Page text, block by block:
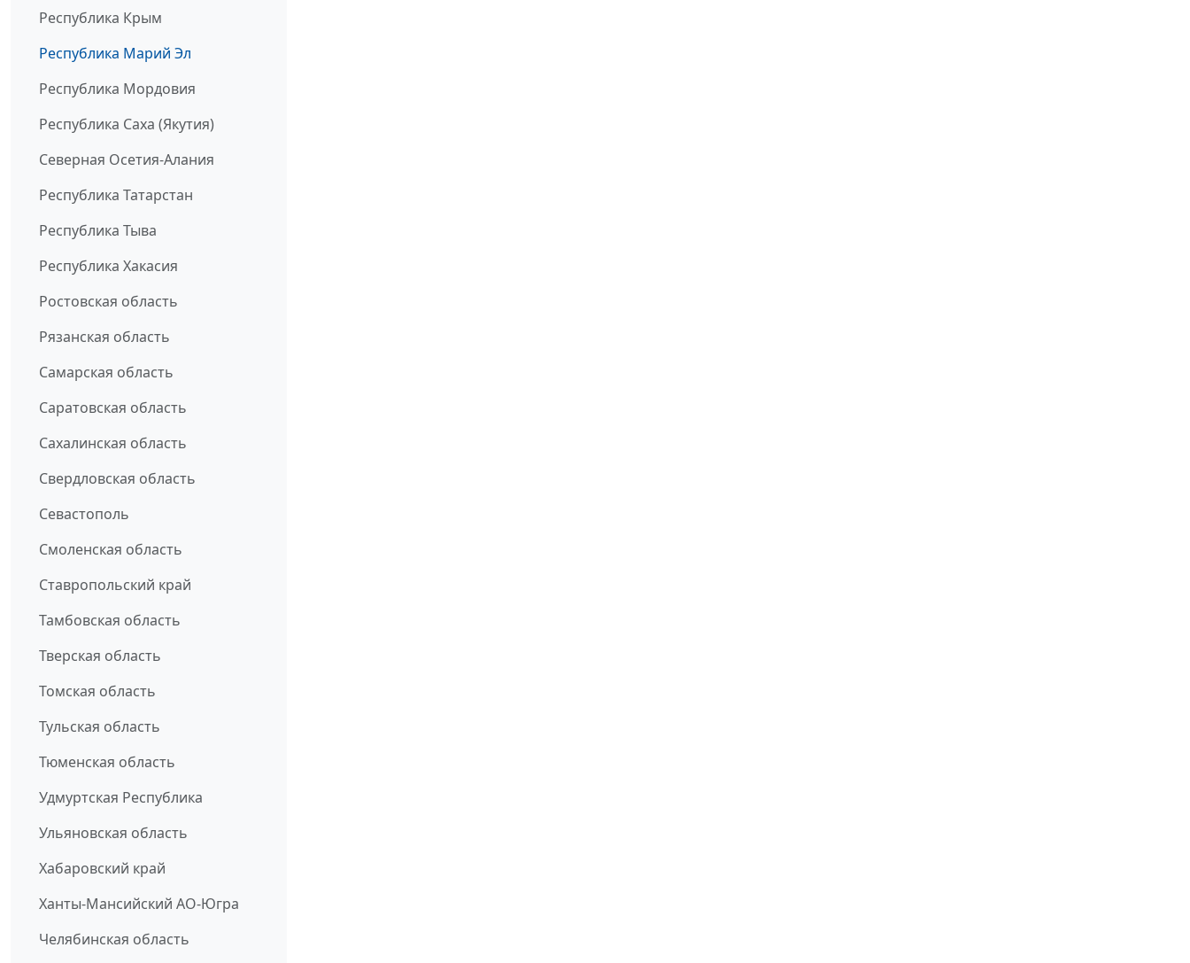
Республика Крым
Республика Марий Эл
Республика Мордовия
Республика Саха (Якутия)
Северная Осетия-Алания
Республика Татарстан
Республика Тыва
Республика Хакасия
Ростовская область
Рязанская область
Самарская область
Саратовская область
Сахалинская область
Свердловская область
Севастополь
Смоленская область
Ставропольский край
Тамбовская область
Тверская область
Томская область
Тульская область
Тюменская область
Удмуртская Республика
Ульяновская область
Хабаровский край
Ханты-Мансийский АО-Югра
Челябинская область